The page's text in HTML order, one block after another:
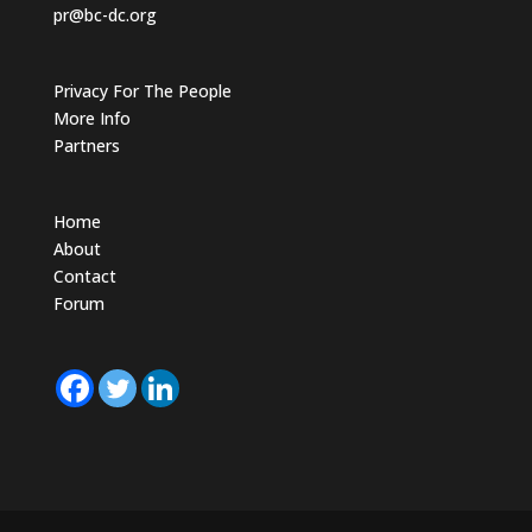
pr@bc-dc.org
Privacy For The People
More Info
Partners
Home
About
Contact
Forum